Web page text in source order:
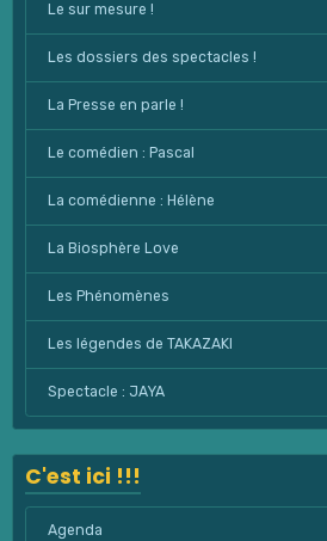
Le sur mesure !
Les dossiers des spectacles !
La Presse en parle !
Le comédien : Pascal
La comédienne : Hélène
La Biosphère Love
Les Phénomènes
Les légendes de TAKAZAKI
Spectacle : JAYA
C'est ici !!!
Agenda